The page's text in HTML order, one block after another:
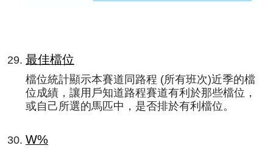
最佳檔位
檔位統計顯示本賽道同路程 (所有班次)近季的檔
位成績，讓用戶知道路程賽道有利於那些檔位，
或自己所選的馬匹中，是否排於有利檔位。
W%